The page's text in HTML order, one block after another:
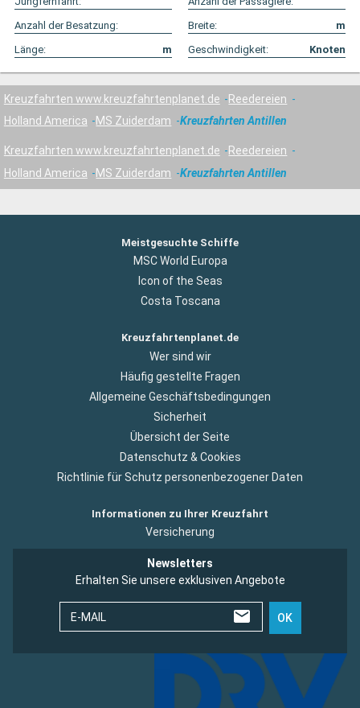
Anzahl der Besatzung:
Breite:
m
Länge:
m Geschwindigkeit: Knoten
Kreuzfahrten www.kreuzfahrtenplanet.de
Reedereien
Holland America
MS Zuiderdam Kreuzfahrten Antillen
Kreuzfahrten www.kreuzfahrtenplanet.de
Reedereien
Holland America
MS Zuiderdam Kreuzfahrten Antillen
Meistgesuchte Schiffe
MSC World Europa
Icon of the Seas
Costa Toscana
Kreuzfahrtenplanet.de
Wer sind wir
Häufig gestellte Fragen
Allgemeine Geschäftsbedingungen
Sicherheit
Übersicht der Seite
Datenschutz & Cookies
Richtlinie für Schutz personenbezogener Daten
Informationen zu Ihrer Kreuzfahrt
Versicherung
Newsletters
Erhalten Sie unsere exklusiven Angebote
E-MAIL OK